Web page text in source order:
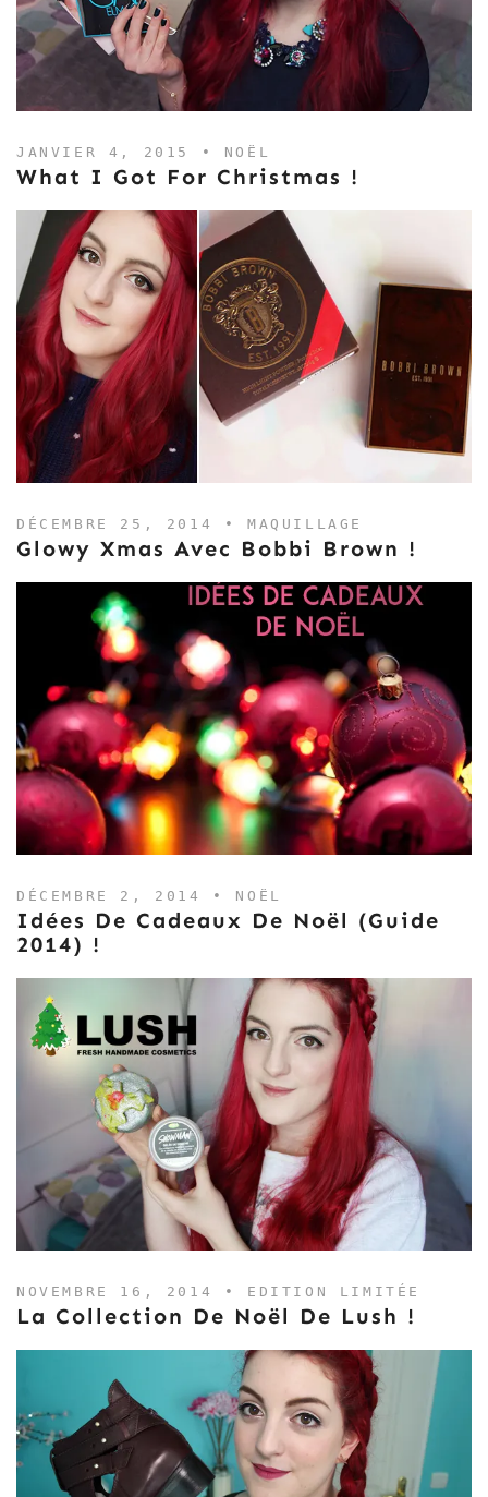
JANVIER 4, 2015 • NOËL
What I Got For Christmas !
DÉCEMBRE 25, 2014 •MAQUILLAGE
Glowy Xmas Avec Bobbi Brown !
DÉCEMBRE 2, 2014 • NOËL
Idées De Cadeaux De Noël (Guide
2014) !
NOVEMBRE 16, 2014 • EDITION LIMITÉE
La Collection De Noël De Lush !